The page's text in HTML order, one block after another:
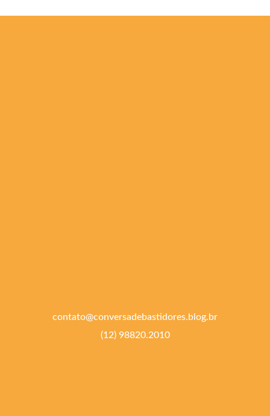
contato@conversadebastidores.blog.br
(12) 98820.2010